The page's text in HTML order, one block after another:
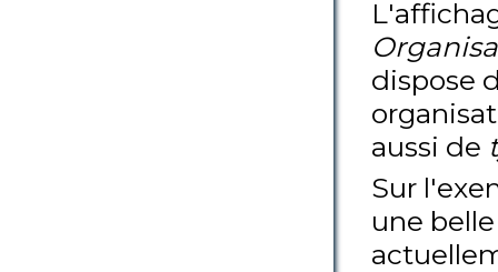
dispose
aussi de
Sur
une